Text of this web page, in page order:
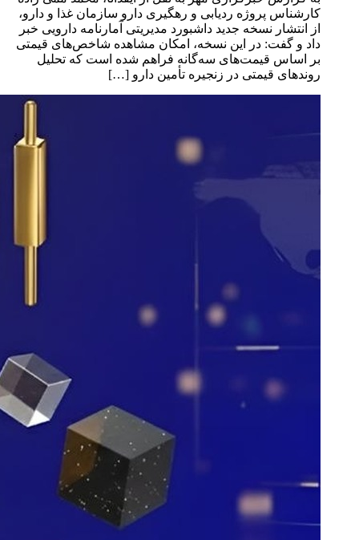
کارشناس پروژه ردیابی و رهگیری دارو سازمان غذا و دارو،
از انتشار نسخه جدید داشبورد مدیریتی آمارنامه دارویی خبر
داد و گفت: در این نسخه، امکان مشاهده شاخص‌های قیمتی
بر اساس قیمت‌های سه‌گانه فراهم شده است که تحلیل
روندهای قیمتی در زنجیره تأمین دارو […]